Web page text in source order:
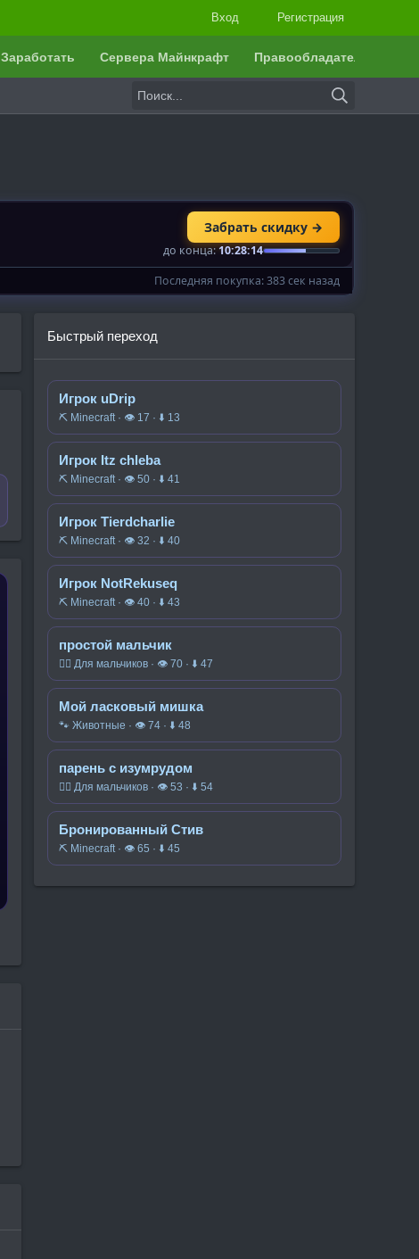
Вход Регистрация
Заработать Сервера Майнкрафт Правообладателям
Быстрый переход
Игрок uDrip
⛏️ Minecraft · 👁 17 · ⬇ 13
Игрок Itz chleba
⛏️ Minecraft · 👁 50 · ⬇ 41
Игрок Tierdcharlie
⛏️ Minecraft · 👁 32 · ⬇ 40
Игрок NotRekuseq
⛏️ Minecraft · 👁 40 · ⬇ 43
простой мальчик
🧍‍♂️ Для мальчиков · 👁 70 · ⬇ 47
Мой ласковый мишка
🐾 Животные · 👁 74 · ⬇ 48
парень с изумрудом
🧍‍♂️ Для мальчиков · 👁 53 · ⬇ 54
Бронированный Стив
⛏️ Minecraft · 👁 65 · ⬇ 45